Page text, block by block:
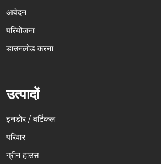
आवेदन
परियोजना
डाउनलोड करना
उत्पादों
इनडोर / वर्टिकल
परिवार
ग्रीन हाउस